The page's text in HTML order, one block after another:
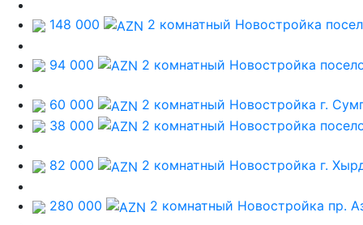
148 000 2 комнатный Новостройка
94 000 2 комнатный Новостройка
60 000 2 комнатный Новостройка г.
38 000
2 комнатный Новостройка
82 000 2 комнатный Новостройка г.
280 000 2 комнатный Новостройка пр.